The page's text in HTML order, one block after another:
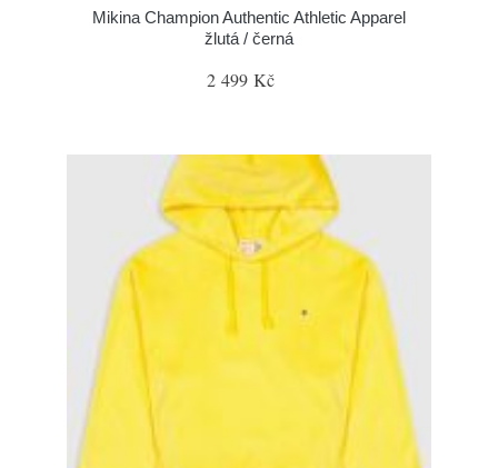
Mikina Champion Authentic Athletic Apparel
žlutá / černá
2 499 Kč